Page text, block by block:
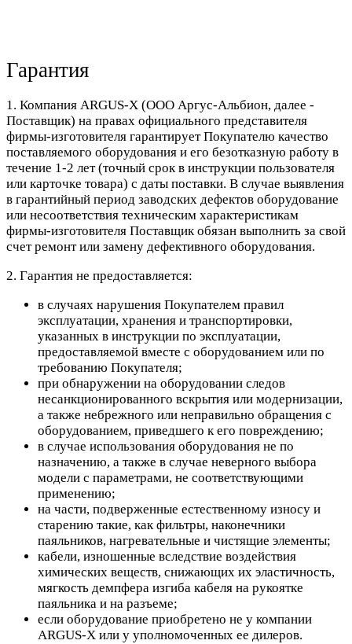
Гарантия
1. Компания ARGUS-X (ООО Аргус-Альбион, далее -
Поставщик) на правах официального представителя
фирмы-изготовителя гарантирует Покупателю качество
поставляемого оборудования и его безотказную работу в
течение 1-2 лет (точный срок в инструкции пользователя
или карточке товара) с даты поставки. В случае выявления
в гарантийный период заводских дефектов оборудование
или несоответствия техническим характеристикам
фирмы-изготовителя Поставщик обязан выполнить за свой
счет ремонт или замену дефективного оборудования.
2. Гарантия не предоставляется:
в случаях нарушения Покупателем правил
эксплуатации, хранения и транспортировки,
указанных в инструкции по эксплуатации,
предоставляемой вместе с оборудованием или по
требованию Покупателя;
при обнаружении на оборудовании следов
несанкционированного вскрытия или модернизации,
а также небрежного или неправильно обращения с
оборудованием, приведшего к его повреждению;
в случае использования оборудования не по
назначению, а также в случае неверного выбора
модели с параметрами, не соответствующими
применению;
на части, подверженные естественному износу и
старению такие, как фильтры, наконечники
паяльников, нагревательные и чистящие элементы;
кабели, изношенные вследствие воздействия
химических веществ, снижающих их эластичность,
мягкость демпфера изгиба кабеля на рукоятке
паяльника и на разъеме;
если оборудование приобретено не у компании
ARGUS-X или у уполномоченных ее дилеров.